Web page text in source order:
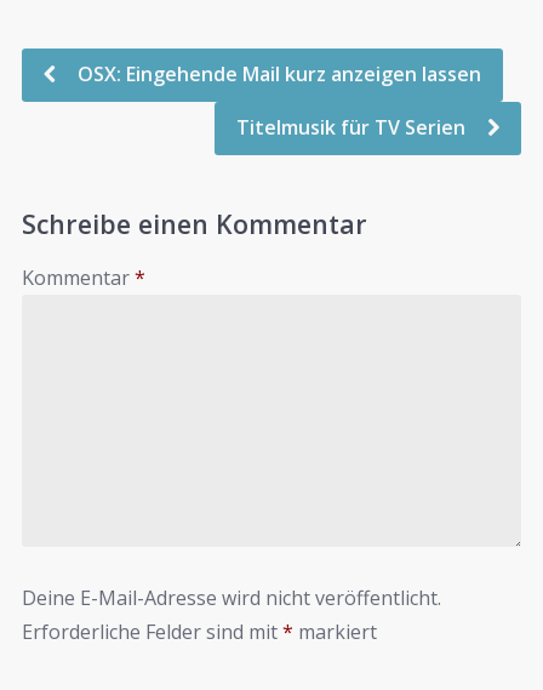
OSX: Eingehende Mail kurz anzeigen lassen
Titelmusik für TV Serien
Schreibe einen Kommentar
Kommentar*
Deine E-Mail-Adresse wird nicht veröffentlicht.
Erforderliche Felder sind mit* markiert